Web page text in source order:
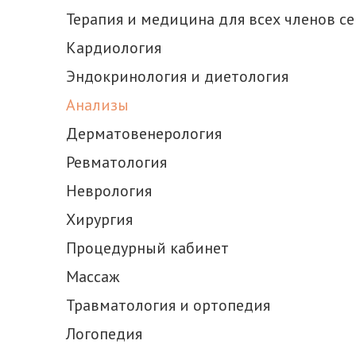
Терапия и медицина для всех членов
Кардиология
Эндокринология и диетология
Анализы
Дерматовенерология
Ревматология
Неврология
Хирургия
Процедурный кабинет
Массаж
Травматология и ортопедия
Логопедия